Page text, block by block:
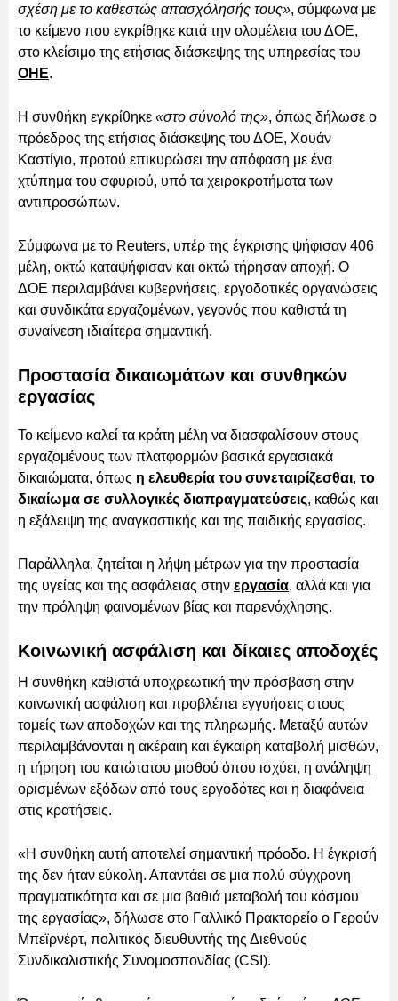
σχέση με το καθεστώς απασχόλησής τους», σύμφωνα με
το κείμενο που εγκρίθηκε κατά την ολομέλεια του ΔΟΕ,
στο κλείσιμο της ετήσιας διάσκεψης της υπηρεσίας του
ΟΗΕ.
Η συνθήκη εγκρίθηκε «στο σύνολό της», όπως δήλωσε ο
πρόεδρος της ετήσιας διάσκεψης του ΔΟΕ, Χουάν
Καστίγιο, προτού επικυρώσει την απόφαση με ένα
χτύπημα του σφυριού, υπό τα χειροκροτήματα των
αντιπροσώπων.
Σύμφωνα με το Reuters, υπέρ της έγκρισης ψήφισαν 406
μέλη, οκτώ καταψήφισαν και οκτώ τήρησαν αποχή. Ο
ΔΟΕ περιλαμβάνει κυβερνήσεις, εργοδοτικές οργανώσεις
και συνδικάτα εργαζομένων, γεγονός που καθιστά τη
συναίνεση ιδιαίτερα σημαντική.
Προστασία δικαιωμάτων και συνθηκών
εργασίας
Το κείμενο καλεί τα κράτη μέλη να διασφαλίσουν στους
εργαζομένους των πλατφορμών βασικά εργασιακά
δικαιώματα, όπως η ελευθερία του συνεταιρίζεσθαι, το
δικαίωμα σε συλλογικές διαπραγματεύσεις, καθώς και
η εξάλειψη της αναγκαστικής και της παιδικής εργασίας.
Παράλληλα, ζητείται η λήψη μέτρων για την προστασία
της υγείας και της ασφάλειας στην εργασία, αλλά και για
την πρόληψη φαινομένων βίας και παρενόχλησης.
Κοινωνική ασφάλιση και δίκαιες αποδοχές
Η συνθήκη καθιστά υποχρεωτική την πρόσβαση στην
κοινωνική ασφάλιση και προβλέπει εγγυήσεις στους
τομείς των αποδοχών και της πληρωμής. Μεταξύ αυτών
περιλαμβάνονται η ακέραιη και έγκαιρη καταβολή μισθών,
η τήρηση του κατώτατου μισθού όπου ισχύει, η ανάληψη
ορισμένων εξόδων από τους εργοδότες και η διαφάνεια
στις κρατήσεις.
«Η συνθήκη αυτή αποτελεί σημαντική πρόοδο. Η έγκρισή
της δεν ήταν εύκολη. Απαντάει σε μια πολύ σύγχρονη
πραγματικότητα και σε μια βαθιά μεταβολή του κόσμου
της εργασίας», δήλωσε στο Γαλλικό Πρακτορείο ο Γερούν
Μπεϊρνέρτ, πολιτικός διευθυντής της Διεθνούς
Συνδικαλιστικής Συνομοσπονδίας (CSI).